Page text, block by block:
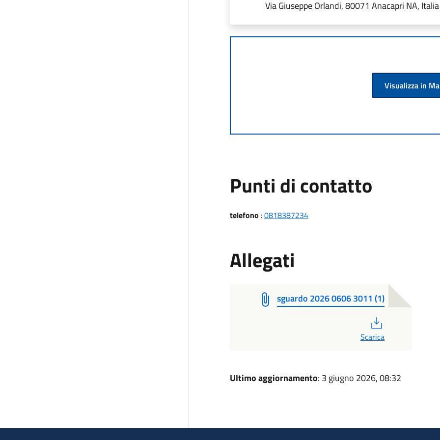
Via Giuseppe Orlandi, 80071 Anacapri NA, Italia
Visualizza in
Punti di contatto
telefono :0818387234
Allegati
sguardo 2026 0606 3011 (1)
Scarica
Ultimo aggiornamento: 3 giugno 2026, 08:32